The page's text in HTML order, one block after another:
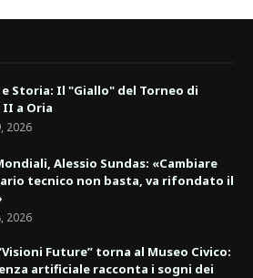
Storia: Il "Giallo" del Torneo di
II a Oria
2026
Alessio Sundas: «Cambiare
tecnico non basta, va rifondato il
2026
Future” torna al Museo Civico:
artificiale racconta i sogni dei